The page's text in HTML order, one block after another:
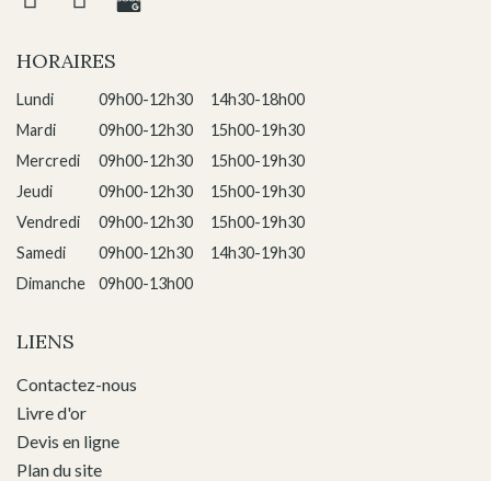
HORAIRES
Lundi 09h00-12h30
14h30-18h00
Mardi
09h00-12h30
15h00-19h30
Mercredi
09h00-12h30
15h00-19h30
Jeudi
09h00-12h30
15h00-19h30
Vendredi
09h00-12h30
15h00-19h30
Samedi
09h00-12h30
14h30-19h30
Dimanche
09h00-13h00
LIENS
Contactez-nous
Livre d'or
Devis en ligne
Plan du site